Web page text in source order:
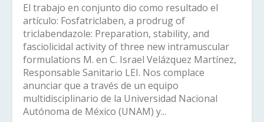
El trabajo en conjunto dio como resultado el
artículo: Fosfatriclaben, a prodrug of
triclabendazole: Preparation, stability, and
fasciolicidal activity of three new intramuscular
formulations M. en C. Israel Velázquez Martínez,
Responsable Sanitario LEI. Nos complace
anunciar que a través de un equipo
multidisciplinario de la Universidad Nacional
Autónoma de México (UNAM) y...